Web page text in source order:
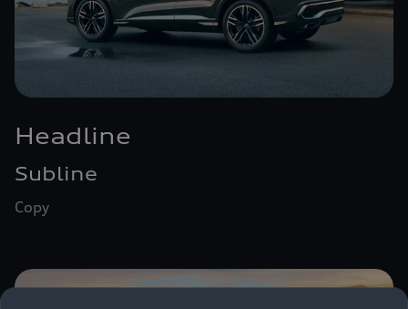
Headline
Subline
Copy